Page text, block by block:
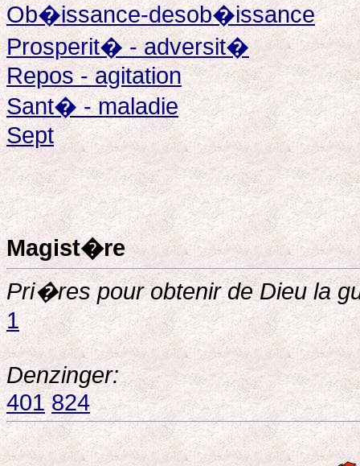
Ob�issance-desob�issance
Prosperit� - adversit�
Repos - agitation
Sant� - maladie
Sept
Magist�re
Pri�res pour obtenir de Dieu la
1
Denzinger:
401 824